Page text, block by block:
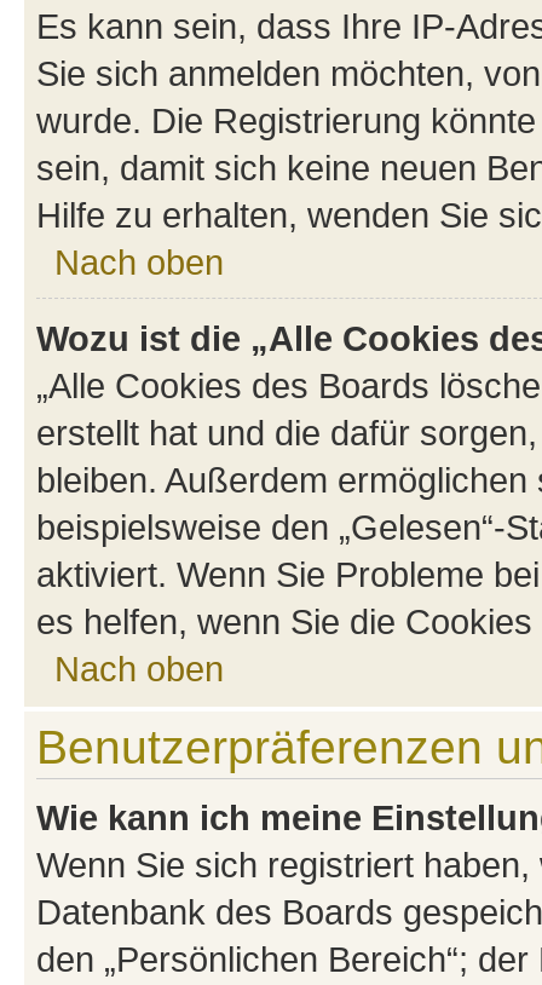
Es kann sein, dass Ihre IP-
Sie sich anmelden möchten,
wurde. Die Registrierung
sein, damit sich keine neuen
Hilfe zu erhalten, wenden Sie
Nach oben
Wozu ist die „Alle Cookies
„Alle Cookies des Boards
erstellt hat und die dafür
bleiben. Außerdem
beispielsweise den „Gelesen“-
aktiviert. Wenn Sie Probleme
es helfen, wenn Sie die
Nach oben
Benutzerpräferenzen
Wie kann ich meine
Wenn Sie sich registriert
Datenbank des Boards
den „Persönlichen Bereich“;